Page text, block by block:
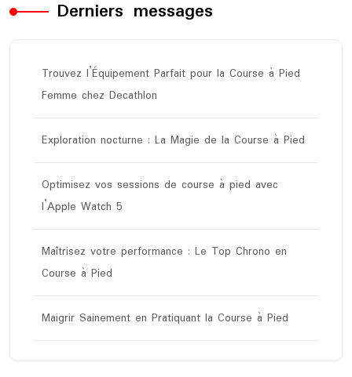
Derniers messages
Trouvez l’Équipement Parfait pour la Course à Pied
Femme chez Decathlon
Exploration nocturne : La Magie de la Course à Pied
Optimisez vos sessions de course à pied avec
l’Apple Watch 5
Maîtrisez votre performance : Le Top Chrono en
Course à Pied
Maigrir Sainement en Pratiquant la Course à Pied